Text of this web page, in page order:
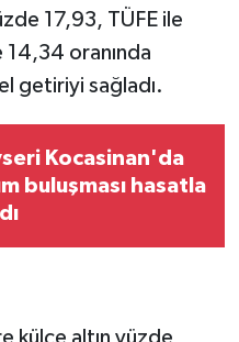
17,93, TÜFE ile
oranında
getiriyi sağladı.
Kocasinan'da
buluşması hasatla